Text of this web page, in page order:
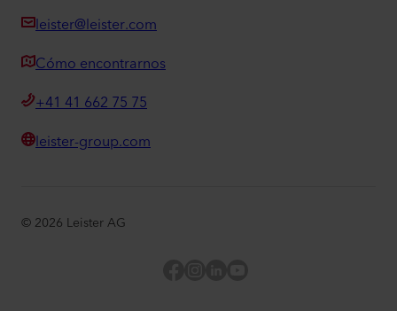
leister@leister.com
Cómo encontrarnos
+41 41 662 75 75
leister-group.com
© 2026 Leister AG